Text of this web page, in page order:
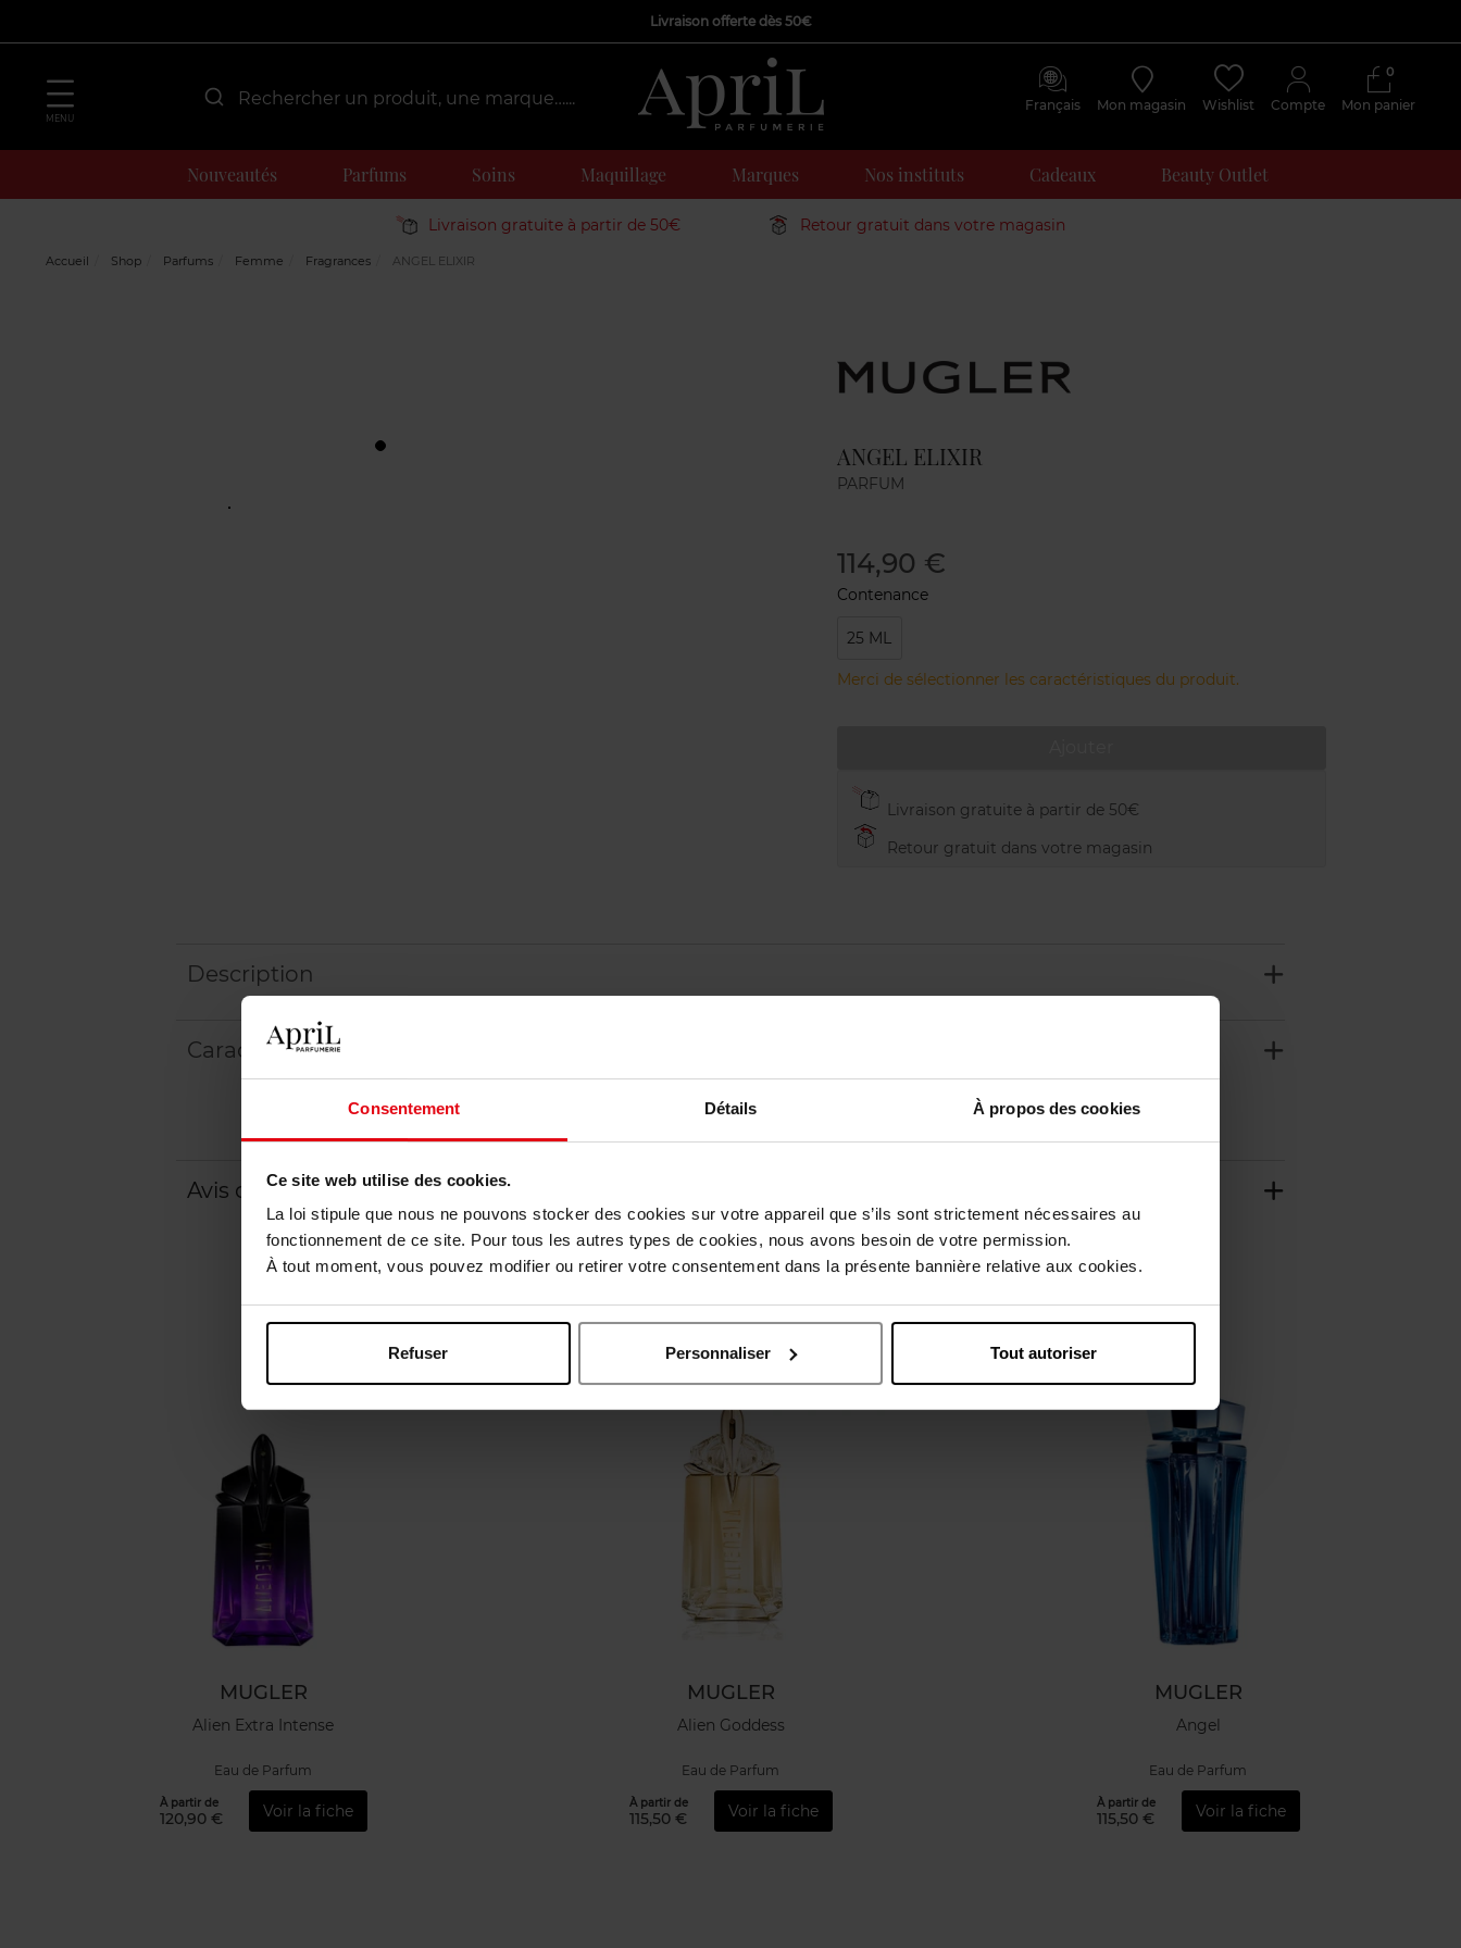
Consentement Détails À propos des cookies
Ce site web utilise des cookies.
La loi stipule que nous ne pouvons stocker des cookies sur votre appareil que s’ils sont strictement nécessaires au
fonctionnement de ce site. Pour tous les autres types de cookies, nous avons besoin de votre permission.
À tout moment, vous pouvez modifier ou retirer votre consentement dans la présente bannière relative aux cookies.
Refuser Personnaliser Tout autoriser
Livraison offerte dès 50€
MENU
Français Mon magasin Wishlist Compte Mon panier
0
Nouveautés Parfums Soins Maquillage Marques Nos instituts Cadeaux Beauty Outlet
Livraison gratuite à partir de 50€ Retour gratuit dans votre magasin
Accueil Shop Parfums Femme Fragrances ANGEL ELIXIR
ANGEL ELIXIR
PARFUM
114,90 €
Contenance
25 ML
Merci de sélectionner les caractéristiques du produit.
Livraison gratuite à partir de 50€
Retour gratuit dans votre magasin
Description
Caractéristiques
Avis client
Oublié quelque chose ?
MUGLER
Alien Extra Intense
Eau de Parfum
À partir de
120,90 € Voir la fiche
MUGLER
Alien Goddess
Eau de Parfum
À partir de
115,50 € Voir la fiche
MUGLER
Angel
Eau de Parfum
À partir de
115,50 € Voir la fiche